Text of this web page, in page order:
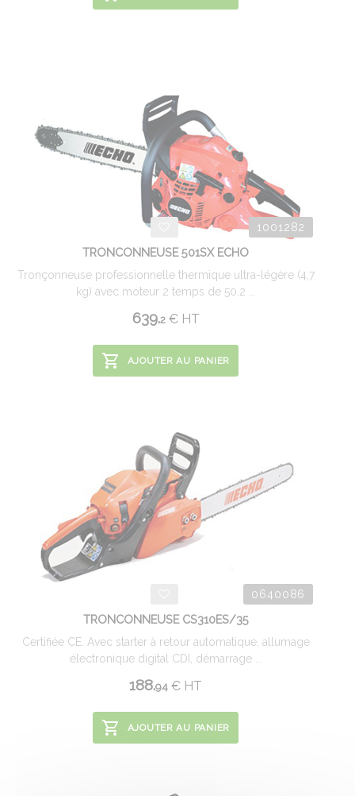
1001282
TRONCONNEUSE 501SX ECHO
Tronçonneuse professionnelle thermique ultra-légère (4,7
kg) avec moteur 2 temps de 50,2 ...
639.2 €HT
AJOUTER AU PANIER
0640086
TRONCONNEUSE CS310ES/35
Certifiée CE. Avec starter à retour automatique, allumage
électronique digital CDI, démarrage ...
188.94 € HT
AJOUTER AU PANIER